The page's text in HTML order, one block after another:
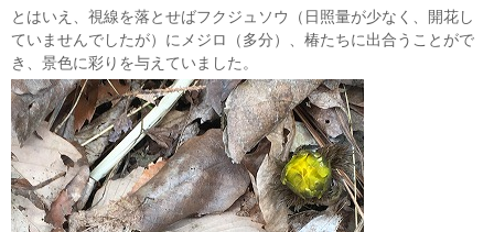
とはいえ、視線を落とせばフクジュソウ（日照量が少なく、開花し
ていませんでしたが）にメジロ（多分）、椿たちに出合うことがで
き、景色に彩りを与えていました。